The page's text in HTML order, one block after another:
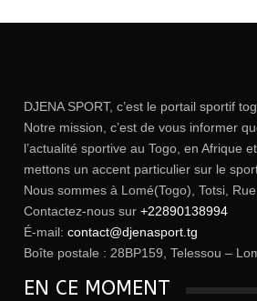
DJENA SPORT, c’est le portail sportif
Notre mission, c’est de vous informer
l’actualité sportive au Togo, en Afrique
mettons un accent particulier sur le
Nous sommes à Lomé(Togo), Totsi,
Contactez-nous sur +22890138994
É-mail: contact@djenasport.tg
Boîte postale : 28BP159, Telessou –
EN CE MOMENT